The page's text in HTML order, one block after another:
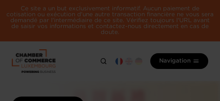
Ce site a un but exclusivement informatif. Aucun paiement de
cotisation ou exécution d'une autre transaction financière ne vous sera
demandé par l'intermédiaire de ce site. Vérifiez toujours l'URL avant
de saisir vos informations et contactez-nous directement en cas de
doute.
Navigation